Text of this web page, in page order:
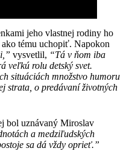
jeho vlastnej rodiny ho
tému uchopiť. Napokon
vysvetlil, “Tá v ňom iba
veľkú rolu detský svet.
situáciách množstvo humoru
strata, o predávaní životných
bol uznávaný Miroslav
a medziľudských
sa dá vždy oprieť.”